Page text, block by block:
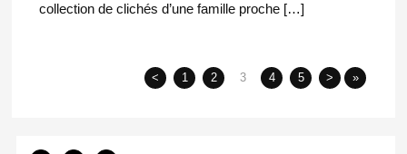
collection de clichés d’une famille proche […]
< 1 2 3 4 5 > »